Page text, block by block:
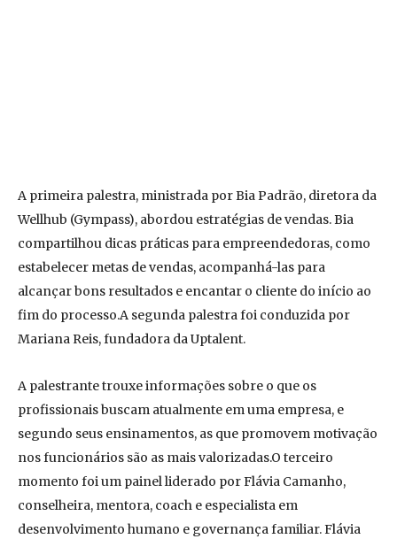
A primeira palestra, ministrada por Bia Padrão, diretora da
Wellhub (Gympass), abordou estratégias de vendas. Bia
compartilhou dicas práticas para empreendedoras, como
estabelecer metas de vendas, acompanhá-las para
alcançar bons resultados e encantar o cliente do início ao
fim do processo.A segunda palestra foi conduzida por
Mariana Reis, fundadora da Uptalent.
A palestrante trouxe informações sobre o que os
profissionais buscam atualmente em uma empresa, e
segundo seus ensinamentos, as que promovem motivação
nos funcionários são as mais valorizadas.O terceiro
momento foi um painel liderado por Flávia Camanho,
conselheira, mentora, coach e especialista em
desenvolvimento humano e governança familiar. Flávia